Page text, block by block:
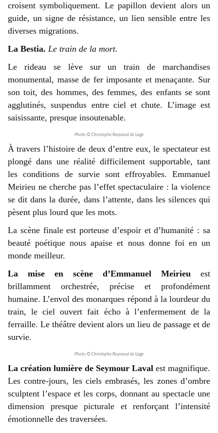
croisent symboliquement. Le papillon devient alors un
guide, un signe de résistance, un lien sensible entre les
diverses migrations.
La Bestia. Le train de la mort.
Le rideau se lève sur un train de marchandises
monumental, masse de fer imposante et menaçante. Sur
son toit, des hommes, des femmes, des enfants se sont
agglutinés, suspendus entre ciel et chute. L’image est
saisissante, presque insoutenable.
Photo © Christophe Raynaud de Lage
À travers l’histoire de deux d’entre eux, le spectateur est
plongé dans une réalité difficilement supportable, tant
les conditions de survie sont effroyables. Emmanuel
Meirieu ne cherche pas l’effet spectaculaire : la violence
se dit dans la durée, dans l’attente, dans les silences qui
pèsent plus lourd que les mots.
La scène finale est porteuse d’espoir et d’humanité : sa
beauté poétique nous apaise et nous donne foi en un
monde meilleur.
La mise en scène d’Emmanuel Meirieu
est
brillamment orchestrée, précise et profondément
humaine. L’envol des monarques répond à la lourdeur du
train, le ciel ouvert fait écho à l’enfermement de la
ferraille. Le théâtre devient alors un lieu de passage et de
survie.
Photo © Christophe Raynaud de Lage
La création lumière de Seymour Laval est magnifique.
Les contre-jours, les ciels embrasés, les zones d’ombre
sculptent l’espace et les corps, donnant au spectacle une
dimension presque picturale et renforçant l’intensité
émotionnelle des traversées.